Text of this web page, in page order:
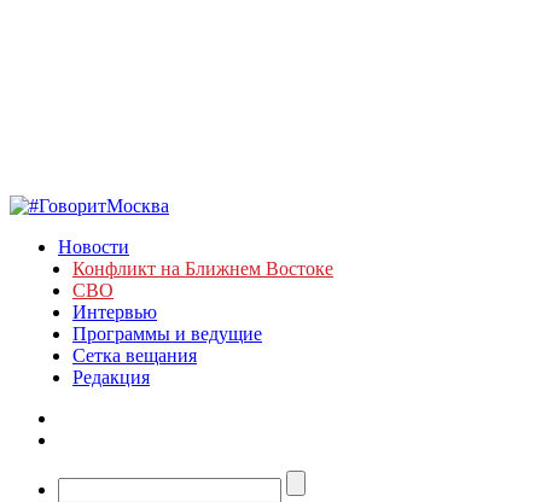
Новости
Конфликт на Ближнем Востоке
СВО
Интервью
Программы и ведущие
Сетка вещания
Редакция